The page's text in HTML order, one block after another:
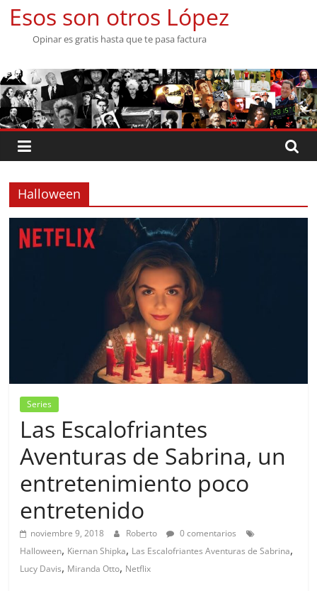
Saltar
contenido
Esos son otros López
Opinar es gratis hasta que te pasa factura
Halloween
Series
Las Escalofriantes
Aventuras de Sabrina, un
entretenimiento poco
entretenido
noviembre 9, 2018 Roberto
0 comentarios
Halloween, Kiernan Shipka, Las Escalofriantes Aventuras de Sabrina,
Lucy Davis, Miranda Otto, Netflix